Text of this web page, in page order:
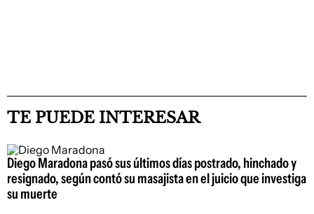
TE PUEDE INTERESAR
Diego Maradona pasó sus últimos días postrado, hinchado y
resignado, según contó su masajista en el juicio que investiga
su muerte